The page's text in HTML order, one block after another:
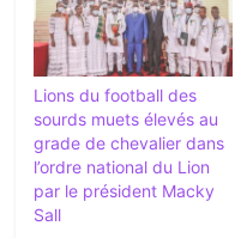
Lions du football des
sourds muets élevés au
grade de chevalier dans
l’ordre national du Lion
par le président Macky
Sall